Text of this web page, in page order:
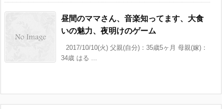
昼間のママさん、音楽知ってます、大食
いの魅力、夜明けのゲーム
2017/10/10(火) 父親(自分)：35歳5ヶ月 母親(嫁)：
34歳 はる ...